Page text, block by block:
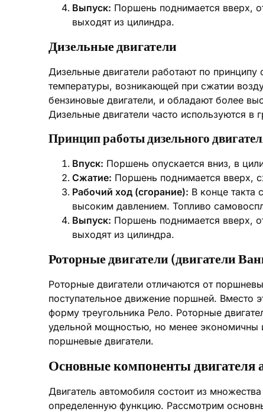
Выпуск: Поршень поднимается вверх,
выходят из цилиндра.
Дизельные двигатели
Дизельные двигатели работают по
температуры, возникающей при сжатии
бензиновые двигатели, и обладают более
Дизельные двигатели часто используются
Принцип работы дизельного
Впуск: Поршень опускается вниз, в
Сжатие: Поршень поднимается вверх,
Рабочий ход (сгорание): В конце такта
высоким давлением. Топливо
Выпуск: Поршень поднимается вверх,
выходят из цилиндра.
Роторные двигатели (двигатели
Роторные двигатели отличаются от
поступательное движение поршней.
форму треугольника Рело. Роторные
удельной мощностью, но менее
поршневые двигатели.
Основные компоненты двигателя
Двигатель автомобиля состоит из
определенную функцию. Рассмотрим